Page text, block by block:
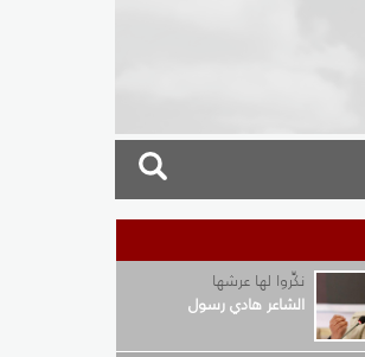
نكِّروا لها عرشها
الشاعر هادي رسول